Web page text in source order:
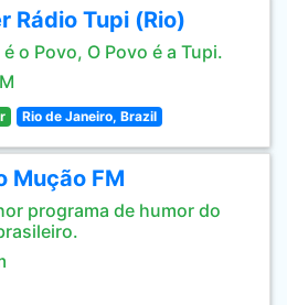
Rádio Tupi (Rio)
o Povo, O Povo é a Tupi.
Rio de Janeiro, Brazil
Mução FM
programa de humor do